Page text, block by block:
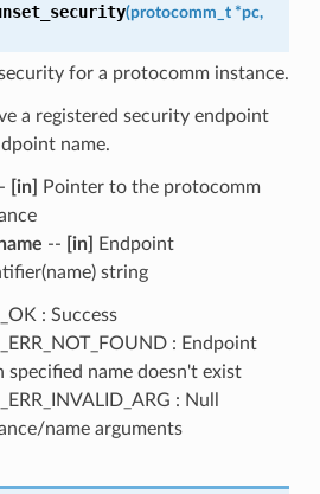
(protocomm_t *pc,
for a protocomm instance.
a registered security endpoint
name.
[in]
Pointer to the protocomm
-- [in]
Endpoint
string
: Success
: Endpoint
specified name doesn't exist
: Null
name arguments